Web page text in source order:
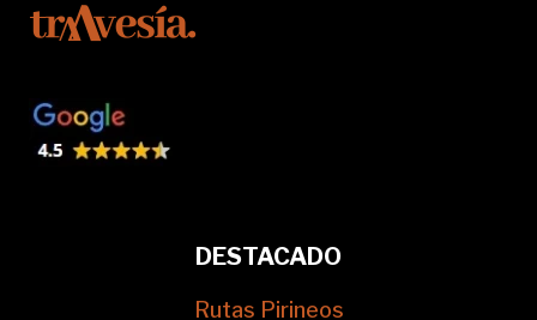
DESTACADO
Rutas Pirineos